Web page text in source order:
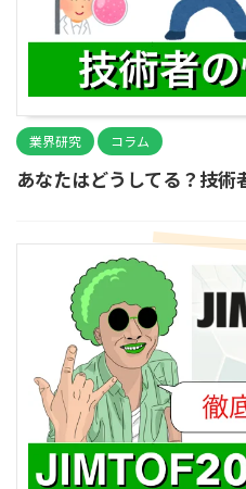
業界研究 コラム
あなたはどうしてる？技術